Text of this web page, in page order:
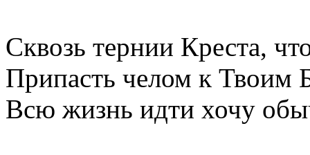
Сквозь тернии Креста,
Припасть челом к Твоим
Всю жизнь идти хочу